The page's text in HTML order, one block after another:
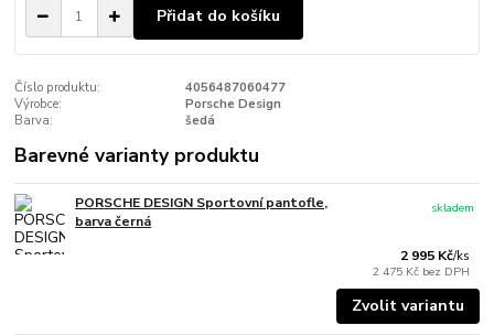
Přidat do košíku
Číslo produktu:
4056487060477
Výrobce:
Porsche Design
Barva:
šedá
Barevné varianty produktu
PORSCHE DESIGN Sportovní pantofle,
barva černá
2 995 Kč/ks
2 475 Kč bez DPH
skladem
Zvolit variantu